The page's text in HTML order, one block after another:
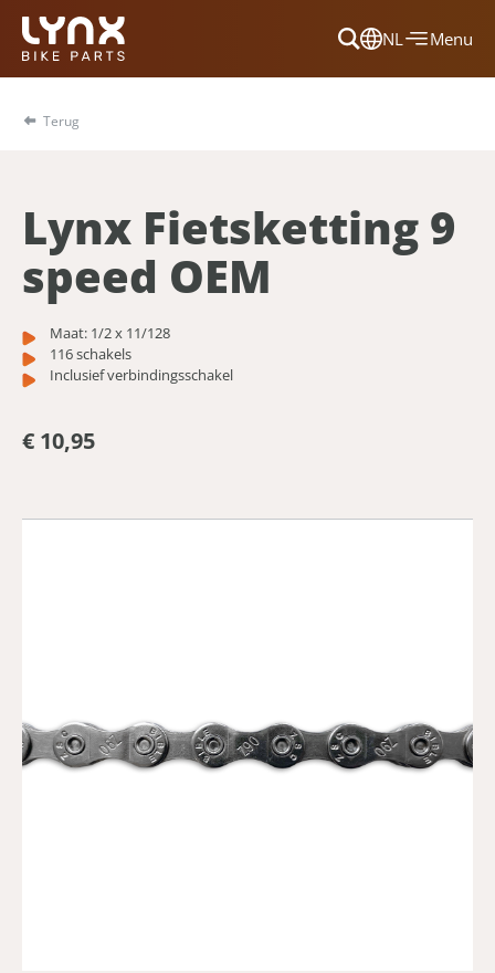
NL
Dansk
Nederlands
Menu
Terug
Lynx Fietsketting 9
speed OEM
Maat: 1/2 x 11/128
116 schakels
Inclusief verbindingsschakel
€ 10,95